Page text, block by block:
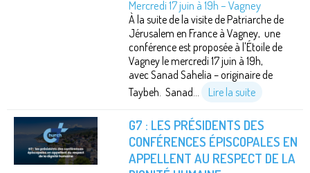
Mercredi 17 juin à 19h – Vagney
À la suite de la visite de Patriarche de
Jérusalem en France à Vagney, une
conférence est proposée à l'Étoile de
Vagney le mercredi 17 juin à 19h,
avec Sanad Sahelia – originaire de
Taybeh. Sanad...
Lire la suite
G7 : LES PRÉSIDENTS DES
CONFÉRENCES ÉPISCOPALES EN
APPELLENT AU RESPECT DE LA